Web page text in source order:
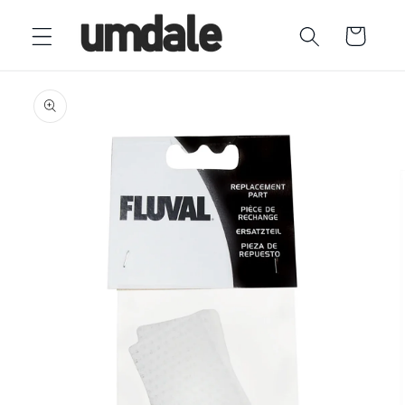
directamente
al contenido
Carrito
a la
información